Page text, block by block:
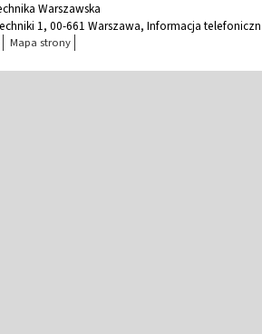
Warszawska
1, 00-661 Warszawa, Informacja
Mapa strony